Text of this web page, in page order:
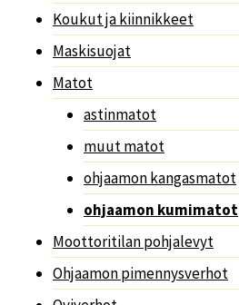
Koukut ja kiinnikkeet
Maskisuojat
Matot
astinmatot
muut matot
ohjaamon kangasmatot
ohjaamon kumimatot
Moottoritilan pohjalevyt
Ohjaamon pimennysverhot